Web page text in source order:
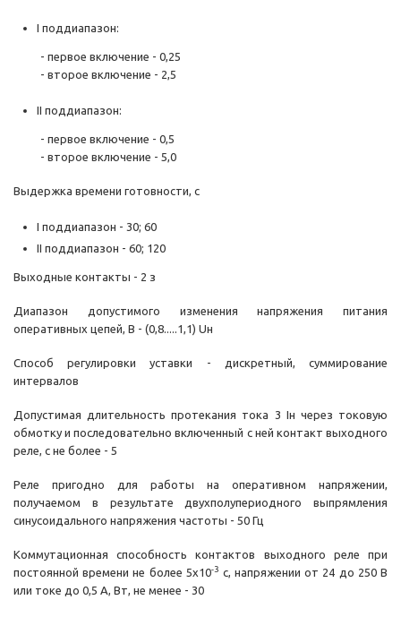
I поддиапазон:
- первое включение - 0,25
- второе включение - 2,5
II поддиапазон:
- первое включение - 0,5
- второе включение - 5,0
Выдержка времени готовности, с
I поддиапазон - 30; 60
II поддиапазон - 60; 120
Выходные контакты - 2 з
Диапазон допустимого изменения напряжения питания
оперативных цепей, В - (0,8.....1,1) Uн
Способ регулировки уставки - дискретный, суммирование
интервалов
Допустимая длительность протекания тока 3 Iн через токовую
обмотку и последовательно включенный с ней контакт выходного
реле, с не более - 5
Реле пригодно для работы на оперативном напряжении,
получаемом в результате двухполупериодного выпрямления
синусоидального напряжения частоты - 50 Гц
Коммутационная способность контактов выходного реле при
постоянной времени не более 5х10-3 с, напряжении от 24 до 250 В
или токе до 0,5 А, Вт, не менее - 30